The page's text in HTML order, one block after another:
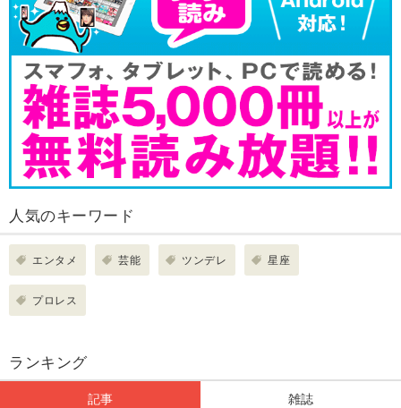
人気のキーワード
エンタメ 芸能 ツンデレ 星座
プロレス
ランキング
記事 雑誌